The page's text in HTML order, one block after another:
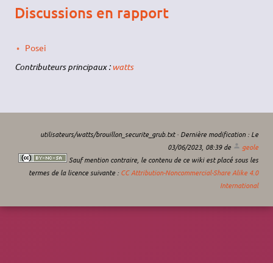
Discussions en rapport
Posei
Contributeurs principaux : watts
utilisateurs/watts/brouillon_securite_grub.txt· Dernière modification : Le
03/06/2023, 08:39de
geole
Sauf mention contraire, le contenu de ce wiki est placé sous les
termes de la licence suivante : CC Attribution-Noncommercial-Share Alike 4.0
International